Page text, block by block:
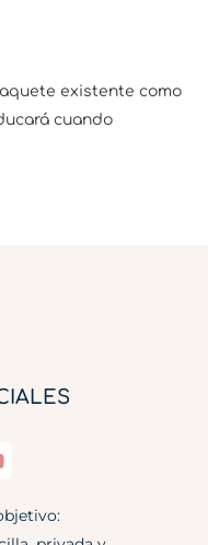
existente como
cuando